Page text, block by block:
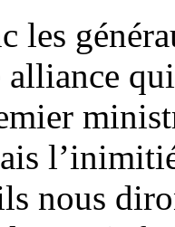
les
alliance
nous